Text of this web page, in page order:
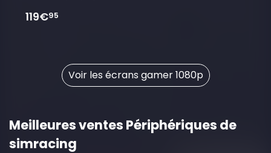
119€95
Voir les écrans gamer 1080p
Meilleures ventes Périphériques de
simracing